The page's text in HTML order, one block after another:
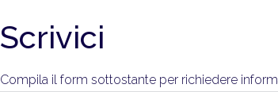
Scrivici
Compila il form sottostante per richiedere